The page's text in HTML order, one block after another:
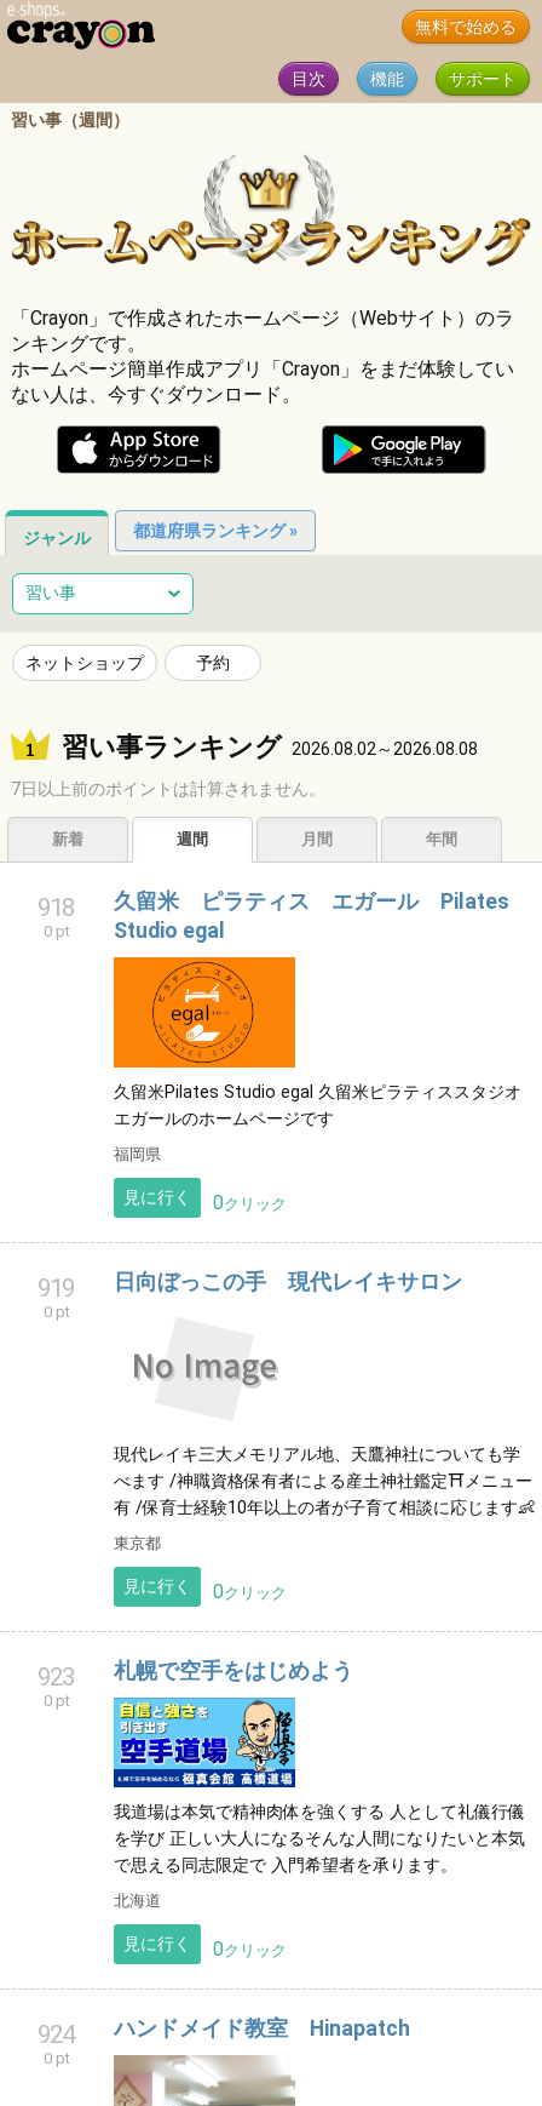
無料で始める
目次 機能
サポート
習い事（週間）
「Crayon」で作成されたホームページ（Webサイト）のラ
ンキングです。
ホームページ簡単作成アプリ「Crayon」をまだ体験してい
ない人は、今すぐダウンロード。
ジャンル 都道府県ランキング »
総合 健康
ネイルサロン エステサロン
ショッピング グルメ 居酒屋 ビジネス
サービス 子育て 福祉
エンタメ アーティスト クリエイター その他
習い事
ネットショップ 予約
習い事ランキング 2026.08.02～2026.08.08
7日以上前のポイントは計算されません。
新着 週間 月間 年間
918
0 pt
久留米 ピラティス エガール Pilates
Studio egal
久留米Pilates Studio egal 久留米ピラティススタジオ
エガールのホームページです
福岡県
見に行く 0クリック
919
0 pt
日向ぼっこの手 現代レイキサロン
現代レイキ三大メモリアル地、天鷹神社についても学
べます /神職資格保有者による産土神社鑑定⛩️メニュー
有 /保育士経験10年以上の者が子育て相談に応じます👶
東京都
見に行く 0クリック
923
0 pt
札幌で空手をはじめよう
我道場は本気で精神肉体を強くする 人として礼儀行儀
を学び 正しい大人になるそんな人間になりたいと本気
で思える同志限定で 入門希望者を承ります。
北海道
見に行く 0クリック
924
0 pt
ハンドメイド教室 Hinapatch